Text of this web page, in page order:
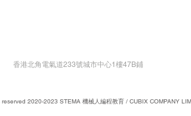
​香港北角電氣道233號城市中心1樓47B鋪
2020-2023 STEMA 機械人編程教育 / CUBIX COMPANY